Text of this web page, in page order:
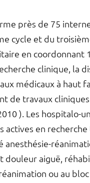
près de 75
cycle et du
en
clinique, la
médicaux à haut
de travaux
). Les
actives en
anesthésie-
douleur aiguë,
ou au